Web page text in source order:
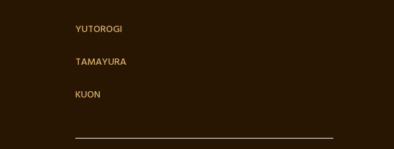
YUTOROGI
TAMAYURA
KUON